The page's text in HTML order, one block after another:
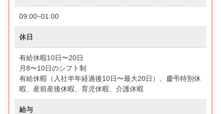
09:00~01:00
休日
有給休暇10日〜20日
月8〜10日のシフト制
有給休暇（入社半年経過後10日〜最大20日）、慶弔特別休
暇、産前産後休暇、育児休暇、介護休暇
給与